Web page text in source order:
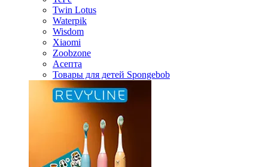
Twin Lotus
Waterpik
Wisdom
Xiaomi
Zoobzone
Асепта
Товары для детей Spongebob